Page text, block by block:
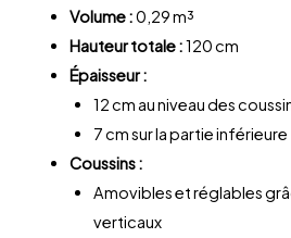
Volume :0,29 m³
Hauteur totale :120 cm
Épaisseur :
12 cm au niveau des
7 cm sur la partie inférieure
Coussins :
Amovibles et réglables
verticaux